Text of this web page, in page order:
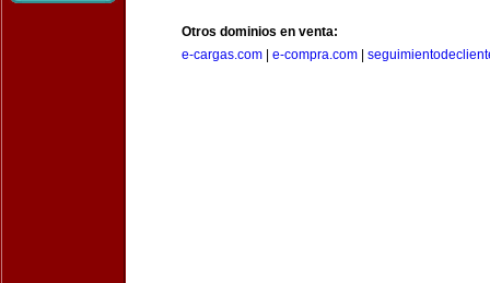
Otros dominios en venta:
e-cargas.com
e-compra.com